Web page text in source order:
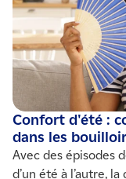
Confort d'été :
dans les
Avec des épisodes
d’un été à l’autre,